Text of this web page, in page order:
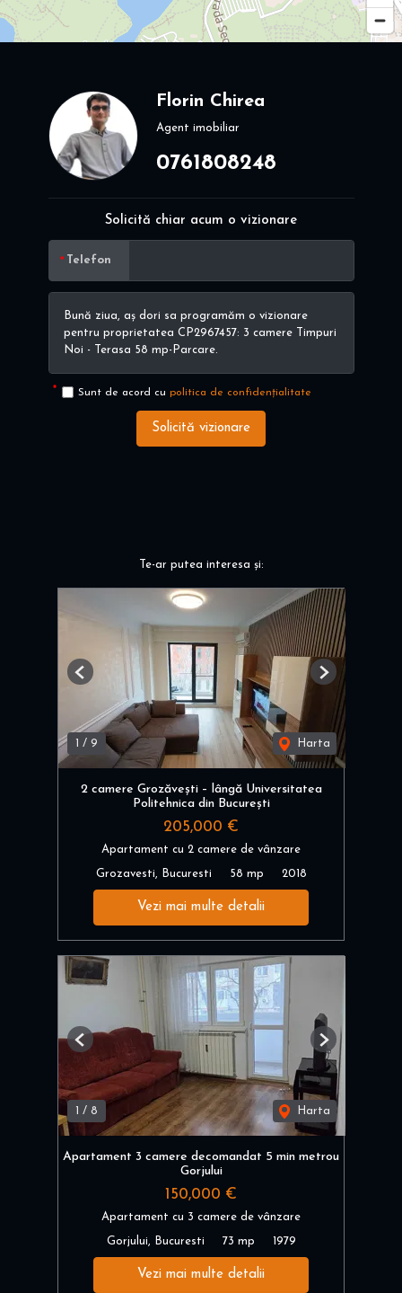
Florin Chirea
Agent imobiliar
0761808248
Solicită chiar acum o vizionare
Telefon
Sunt de acord cu politica de confidențialitate
Solicită vizionare
Te-ar putea interesa și:
/ 9 Harta
Previous Next
2 camere Grozăvești – lângă Universitatea
Politehnica din București
205,000 €
Apartament cu 2 camere de vânzare
Grozavesti, Bucuresti 58 mp 2018
Vezi mai multe detalii
/ 8 Harta
Previous Next
Apartament 3 camere decomandat 5 min metrou
Gorjului
150,000 €
Apartament cu 3 camere de vânzare
Gorjului, Bucuresti 73 mp 1979
Vezi mai multe detalii